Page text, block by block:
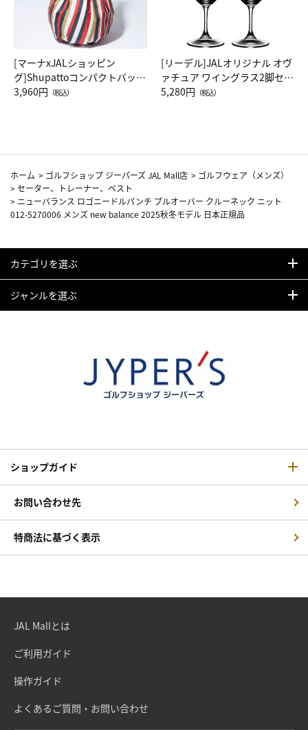
[マーナxJALショッピン
グ]Shupattoコンパクトバッグ
Drop JAL客室乗務員（LC）ス
3,960円 （税込）
[リーデル]JALオリジナル オヴ
ァチュア ワイングラス2脚セッ
ト（レッドワイン）
5,280円 （税込）
ホーム > ゴルフショップ ジーパーズ JAL Mall店 > ゴルフウェア（メンズ）
>セーター、トレーナー、ベスト
> ニューバランス ロゴニードルパンチ プルオーバー クルーネック ニット
012-5270006 メンズ new balance 2025秋冬モデル 日本正規品
カテゴリを選ぶ
ジャンルを選ぶ
ショップガイド
お問い合わせ先
特商法に基づく表示
JAL Mallとは
ご利用ガイド
操作ガイド
よくあるご質問・お問い合わせ